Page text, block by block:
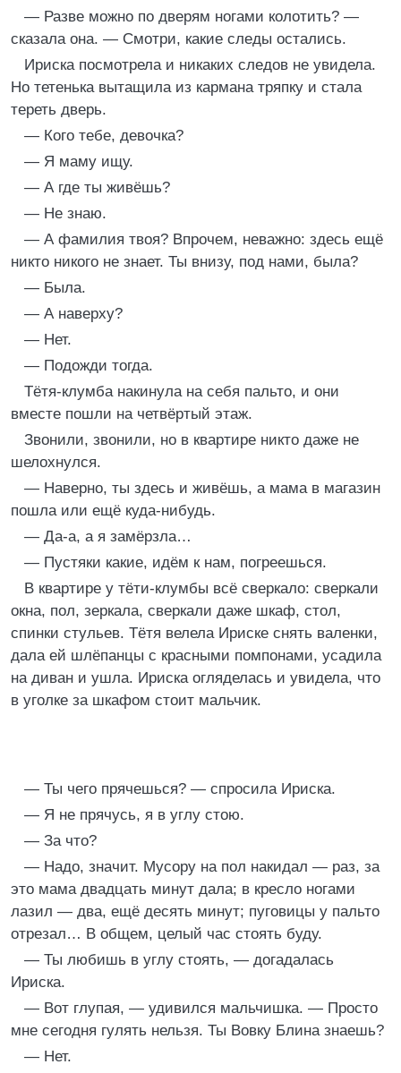
— Разве можно по дверям ногами колотить? —
сказала она. — Смотри, какие следы остались.
Ириска посмотрела и никаких следов не увидела.
Но тетенька вытащила из кармана тряпку и стала
тереть дверь.
— Кого тебе, девочка?
— Я маму ищу.
— А где ты живёшь?
— Не знаю.
— А фамилия твоя? Впрочем, неважно: здесь ещё
никто никого не знает. Ты внизу, под нами, была?
— Была.
— А наверху?
— Нет.
— Подожди тогда.
Тётя-клумба накинула на себя пальто, и они
вместе пошли на четвёртый этаж.
Звонили, звонили, но в квартире никто даже не
шелохнулся.
— Наверно, ты здесь и живёшь, а мама в магазин
пошла или ещё куда-нибудь.
— Да-а, а я замёрзла…
— Пустяки какие, идём к нам, погреешься.
В квартире у тёти-клумбы всё сверкало: сверкали
окна, пол, зеркала, сверкали даже шкаф, стол,
спинки стульев. Тётя велела Ириске снять валенки,
дала ей шлёпанцы с красными помпонами, усадила
на диван и ушла. Ириска огляделась и увидела, что
в уголке за шкафом стоит мальчик.
— Ты чего прячешься? — спросила Ириска.
— Я не прячусь, я в углу стою.
— За что?
— Надо, значит. Мусору на пол накидал — раз, за
это мама двадцать минут дала; в кресло ногами
лазил — два, ещё десять минут; пуговицы у пальто
отрезал… В общем, целый час стоять буду.
— Ты любишь в углу стоять, — догадалась
Ириска.
— Вот глупая, — удивился мальчишка. — Просто
мне сегодня гулять нельзя. Ты Вовку Блина знаешь?
— Нет.